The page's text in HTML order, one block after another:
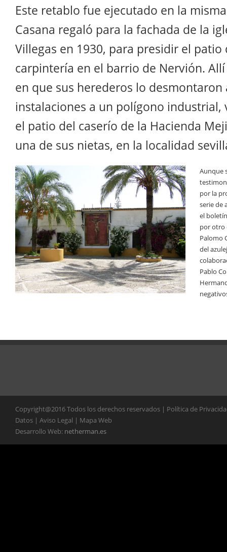
Este retablo fue ejecutado en la
Casana regaló para la fachada de la
Villegas en 1930, para presidir el
carpintería en el barrio de Nervión.
en que sus herederos lo desmontaron
instalaciones a un polígono industrial,
el patio del caserío de la Hacienda
una de sus nietas, en la localidad
Aunque
por la
serie de
el
por otro
Palomo
del
Pablo
Copyright@2016 Todos los derechos reservados | Política de
Datos | Aviso Legal | Mapa Web
Desarrollo Web: netherman.es